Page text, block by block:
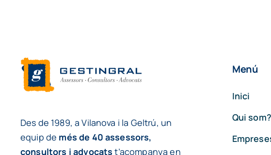
Des de 1989, a Vilanova i la Geltrú, un
equip de més de 40 assessors,
consultors i advocats t’acompanya en
Menú
Inici
Qui som?